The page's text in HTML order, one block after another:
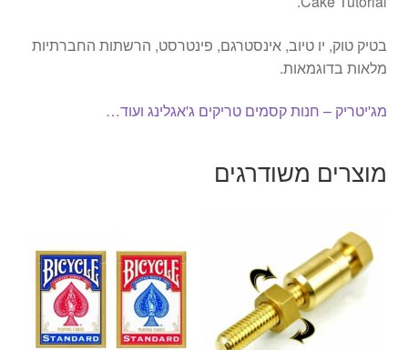
בטיק טוק, יו טיוב, אינסטרגם, פינטרסט, הרשתות החברתיות
מלאות בדוגמאות.
מג'יטריק – חנות קסמים טריקים ג'אגלינג ועוד…
מוצרים משודרגים